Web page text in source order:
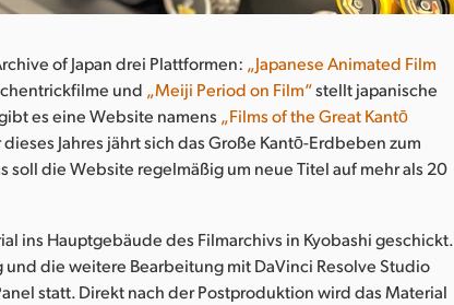
of Japan drei Plattformen: „Japanese Animated Film
und „Meiji Period on Film“stellt japanische
es eine Website namens „Films of the Great Kantō
Jahres jährt sich das Große Kantō-Erdbeben zum
soll die Website regelmäßig um neue Titel auf mehr als 20
ins Hauptgebäude des Filmarchivs in Kyobashi geschickt.
die weitere Bearbeitung mit DaVinci Resolve Studio
statt. Direkt nach der Postproduktion wird das Material